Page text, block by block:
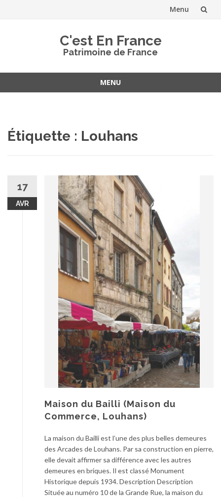
Menu
C'est En France
Patrimoine de France
MENU
Étiquette : Louhans
17
AVR
Maison du Bailli (Maison du
Commerce, Louhans)
La maison du Bailli est l’une des plus belles demeures
des Arcades de Louhans. Par sa construction en pierre,
elle devait affirmer sa différence avec les autres
demeures en briques. Il est classé Monument
Historique depuis 1934. Description Description
Située au numéro 10 de la Grande Rue, la maison du